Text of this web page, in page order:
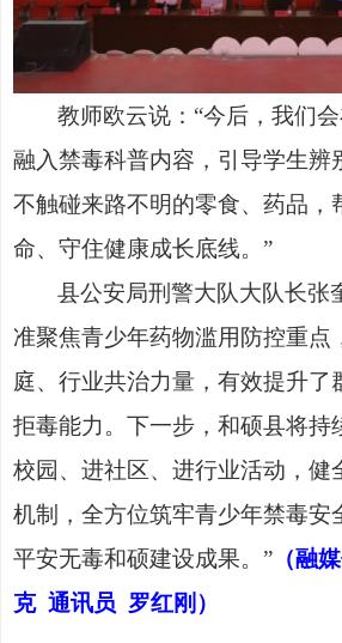
教师欧云说： “今后，我们
融入禁毒科普内容，引导学生辨
不触碰来路不明的零食、药品，
命、守住健康成长底线。 ”
县公安局刑警大队大队长张
准聚焦青少年药物滥用防控重点
庭、行业共治力量，有效提升了
拒毒能力。下一步，和硕县将持
校园、进社区、进行业活动，健
机制，全方位筑牢青少年禁毒安
平安无毒和硕建设成果。” （融
克 通讯员 罗红刚）